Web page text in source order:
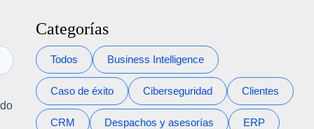
Categorías
Todos Business Intelligence
Caso de éxito Ciberseguridad Clientes
CRM Despachos y asesorías ERP